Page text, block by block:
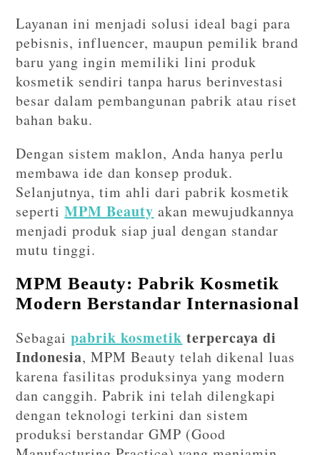
Layanan ini menjadi solusi ideal bagi para
pebisnis, influencer, maupun pemilik brand
baru yang ingin memiliki lini produk
kosmetik sendiri tanpa harus berinvestasi
besar dalam pembangunan pabrik atau riset
bahan baku.
Dengan sistem maklon, Anda hanya perlu
membawa ide dan konsep produk.
Selanjutnya, tim ahli dari pabrik kosmetik
sepertiMPM Beauty akan mewujudkannya
menjadi produk siap jual dengan standar
mutu tinggi.
MPM Beauty: Pabrik Kosmetik
Modern Berstandar Internasional
Sebagaipabrik kosmetik terpercaya di
Indonesia, MPM Beauty telah dikenal luas
karena fasilitas produksinya yang modern
dan canggih. Pabrik ini telah dilengkapi
dengan teknologi terkini dan sistem
produksi berstandar GMP (Good